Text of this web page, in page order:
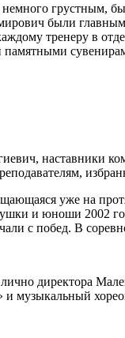
немного грустным,
были
тренеру в
наставники
уже на
и юноши 2002
с побед. В
директора
музыкальный